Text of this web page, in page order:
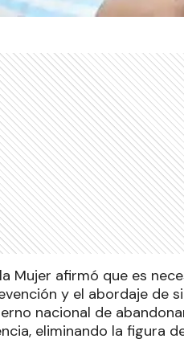
Mujer afirmó que es
y el abordaje de
nacional de
eliminando la figura